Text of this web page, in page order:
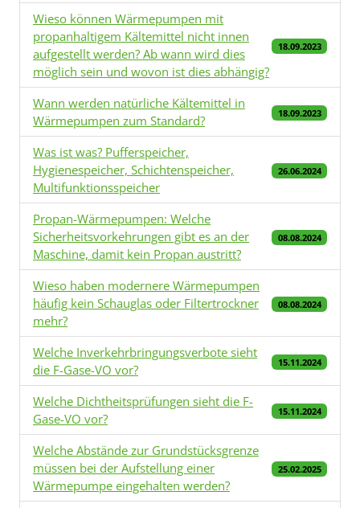
Wieso können Wärmepumpen mit
propanhaltigem Kältemittel nicht innen
aufgestellt werden? Ab wann wird dies
möglich sein und wovon ist dies abhängig?
18.09.2023
Wann werden natürliche Kältemittel in
Wärmepumpen zum Standard?
18.09.2023
Was ist was? Pufferspeicher,
Hygienespeicher, Schichtenspeicher,
Multifunktionsspeicher
26.06.2024
Propan-Wärmepumpen: Welche
Sicherheitsvorkehrungen gibt es an der
Maschine, damit kein Propan austritt?
08.08.2024
Wieso haben modernere Wärmepumpen
häufig kein Schauglas oder Filtertrockner
mehr?
08.08.2024
Welche Inverkehrbringungsverbote sieht
die F-Gase-VO vor?
15.11.2024
Welche Dichtheitsprüfungen sieht die F-
Gase-VO vor?
15.11.2024
Welche Abstände zur Grundstücksgrenze
müssen bei der Aufstellung einer
Wärmepumpe eingehalten werden?
25.02.2025